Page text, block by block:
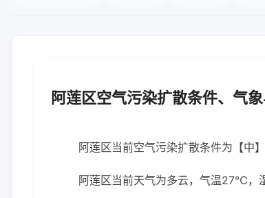
阿莲区空气污染扩散条件、气
阿莲区当前空气污染扩散条件为【中】
阿莲区当前天气为多云，气温27℃，